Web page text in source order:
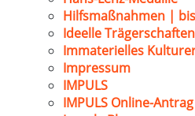
Hilfsmaßnahmen | bis
Ideelle
Immaterielles
Impressum
IMPULS
IMPULS Online-Antrag